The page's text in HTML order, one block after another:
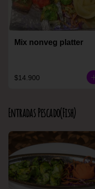
Mix nonveg platter
$14.900
Entradas Pescado(Fish)